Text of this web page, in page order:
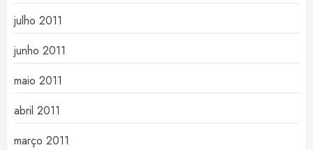
julho 2011
junho 2011
maio 2011
abril 2011
março 2011